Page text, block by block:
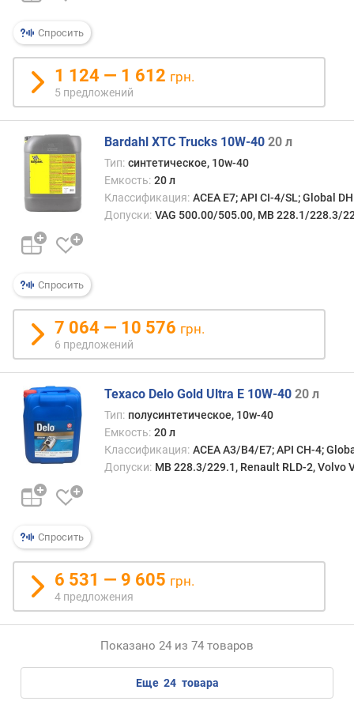
Спросить
1 124 — 1 612 грн.
5 предложений
Спросить
Bardahl XTC Trucks 10W-40 20 л
Тип: синтетическое, 10w-40
Емкость: 20 л
Классификация: ACEA E7; API CI-4/SL; Global
Допуски: VAG 500.00/505.00, MB 228.1/228.3/
7 064 — 10 576 грн.
6 предложений
Спросить
Texaco Delo Gold Ultra E 10W-40 20 л
Тип: полусинтетическое, 10w-40
Емкость: 20 л
Классификация: ACEA A3/B4/E7; API CH-4;
Допуски: MB 228.3/229.1, Renault RLD-2, Volvo
6 531 — 9 605 грн.
4 предложения
Показано 24 из 74 товаров
еще 24 товара